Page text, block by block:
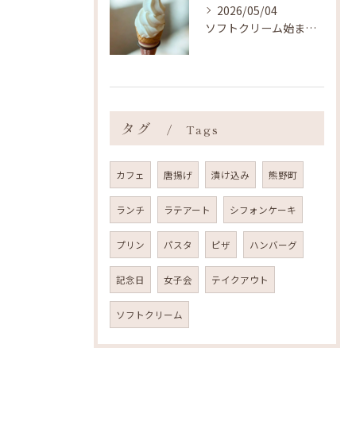
2026/05/04
ソフトクリーム始まりました ˎˊ˗
タグ Tags
カフェ 唐揚げ 漬け込み 熊野町
ランチ ラテアート シフォンケーキ
プリン パスタ ピザ ハンバーグ
記念日 女子会 テイクアウト
ソフトクリーム